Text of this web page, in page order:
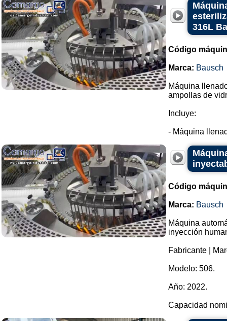
316L
Código
Marca: Bausch
Máquina
ampollas de
Incluye:
- Máquina
Código
Marca: Bausch
Máquina
inyección
Fabricante |
Modelo: 506.
Año: 2022.
Capacidad